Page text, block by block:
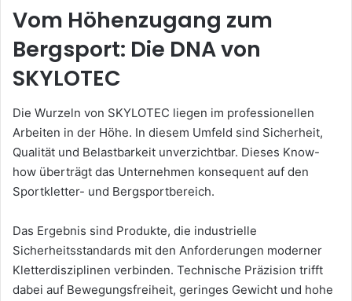
Vom Höhenzugang zum
Bergsport: Die DNA von
SKYLOTEC
Die Wurzeln von SKYLOTEC liegen im professionellen
Arbeiten in der Höhe. In diesem Umfeld sind Sicherheit,
Qualität und Belastbarkeit unverzichtbar. Dieses Know-
how überträgt das Unternehmen konsequent auf den
Sportkletter- und Bergsportbereich.
Das Ergebnis sind Produkte, die industrielle
Sicherheitsstandards mit den Anforderungen moderner
Kletterdisziplinen verbinden. Technische Präzision trifft
dabei auf Bewegungsfreiheit, geringes Gewicht und hohe